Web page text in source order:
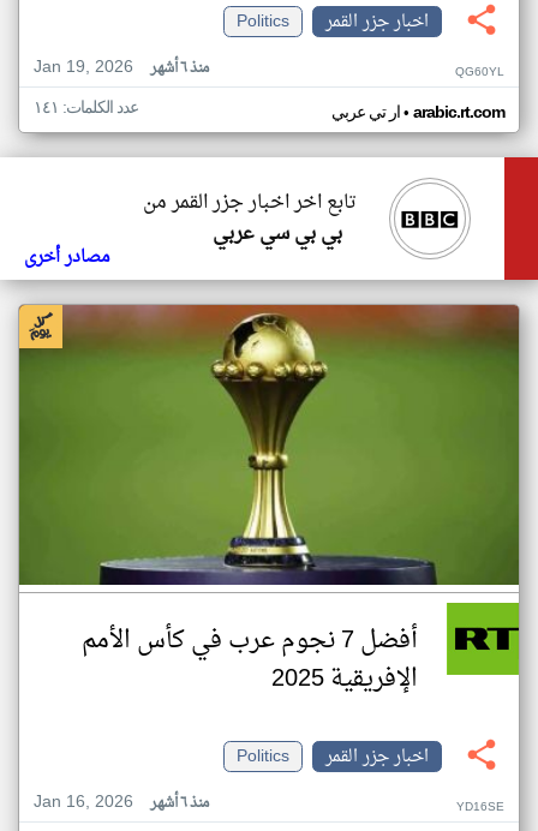
اخبار جزر القمر
Politics
Jan 19, 2026
منذ ٦ أشهر QG60YL
ار تي عربي• arabic.rt.com عدد الكلمات: ١٤١
تابع اخر اخبار جزر القمر من
بي بي سي عربي
مصادر أخرى
أفضل 7 نجوم عرب في كأس الأمم
الإفريقية 2025
اخبار جزر القمر
Politics
Jan 16, 2026
منذ ٦ أشهر YD16SE